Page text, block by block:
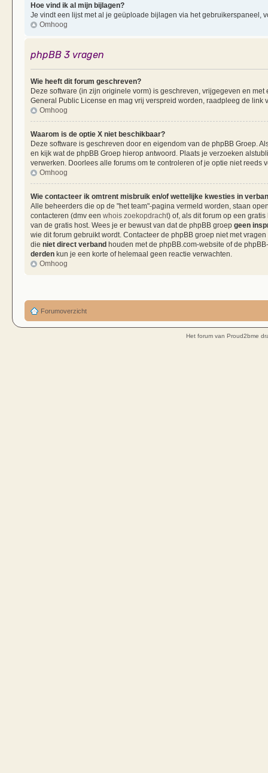
Hoe vind ik al mijn bijlagen?
Je vindt een lijst met al je geüploade bijlagen via het gebruikerspaneel,
Omhoog
phpBB 3 vragen
Wie heeft dit forum geschreven?
Deze software (in zijn originele vorm) is geschreven, vrijgegeven en
General Public License en mag vrij verspreid worden, raadpleeg de link
Omhoog
Waarom is de optie X niet beschikbaar?
Deze software is geschreven door en eigendom van de phpBB Groep.
en kijk wat de phpBB Groep hierop antwoord. Plaats je verzoeken
verwerken. Doorlees alle forums om te controleren of je optie niet
Omhoog
Wie contacteer ik omtrent misbruik en/of wettelijke kwesties in
Alle beheerders die op de "het team"-pagina vermeld worden, staan
contacteren (dmv een whois zoekopdracht) of, als dit forum op een
van de gratis host. Wees je er bewust van dat de phpBB groep geen
wie dit forum gebruikt wordt. Contacteer de phpBB groep niet met
die niet direct verband houden met de phpBB.com-website of de
derden kun je een korte of helemaal geen reactie verwachten.
Omhoog
Forumoverzicht
Het forum van Proud2bme